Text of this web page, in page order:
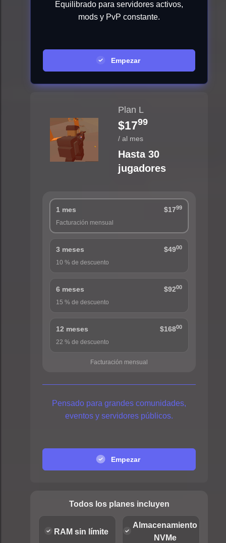
Equilibrado para servidores activos,
mods y PvP constante.
Empezar
Plan L
$1799
/ al mes
Hasta 30
jugadores
1 mes $1799
Facturación mensual
3 meses $4900
10 % de descuento
6 meses $9200
15 % de descuento
12 meses $16800
22 % de descuento
Facturación mensual
Pensado para grandes comunidades,
eventos y servidores públicos.
Empezar
Todos los planes incluyen
RAM sin límite
Almacenamiento
NVMe